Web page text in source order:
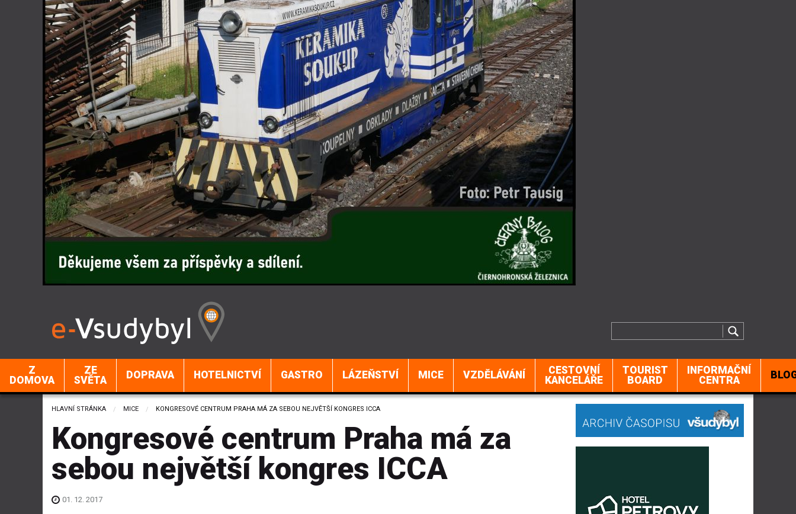
Z
DOMOVA
ZE
SVĚTA
DOPRAVA HOTELNICTVÍ GASTRO LÁZEŇSTVÍ MICE VZDĚLÁVÁNÍ
CESTOVNÍ
KANCELÁŘE
TOURIST
BOARD
INFORMAČNÍ
CENTRA
HLAVNÍ STRÁNKA MICE CURRENT:
KONGRESOVÉ CENTRUM PRAHA MÁ ZA SEBOU NEJVĚTŠÍ KONGRES ICCA
Kongresové centrum Praha má za
sebou největší kongres ICCA
01. 12. 2017